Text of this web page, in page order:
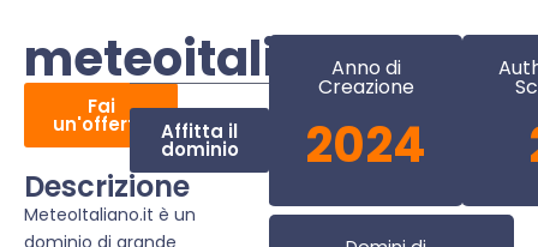
meteoitaliano.it
Fai
un'offerta Affitta il
dominio
Descrizione
MeteoItaliano.it è un
Anno di
Creazione
2024